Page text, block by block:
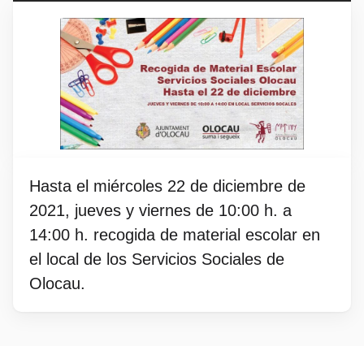
Hasta el miércoles 22 de diciembre de
2021, jueves y viernes de 10:00 h. a
14:00 h. recogida de material escolar en
el local de los Servicios Sociales de
Olocau.